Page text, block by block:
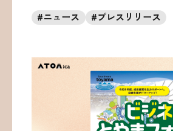
#ニュース #プレスリリース